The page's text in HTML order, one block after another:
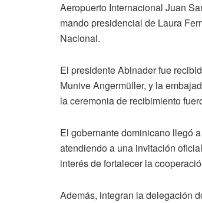
Aeropuerto Internacional Juan
mando presidencial de Laura
Nacional.
El presidente Abinader fue
Munive Angermüller, y la
la ceremonia de recibimiento
El gobernante dominicano llegó
atendiendo a una invitación
interés de fortalecer la
Además, integran la delegación